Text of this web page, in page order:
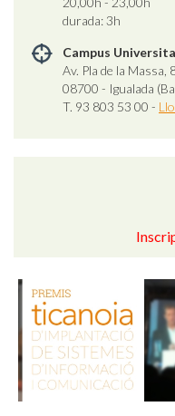
durada: 3h
Campus
Av. Pla de la Massa,
08700 - Igualada
T. 93 803 53 00 -